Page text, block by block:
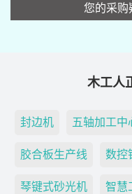
您的采购
木工人
封边机 五轴加工中
胶合板生产线 数控
琴键式砂光机 智慧